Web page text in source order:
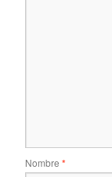
Nombre *